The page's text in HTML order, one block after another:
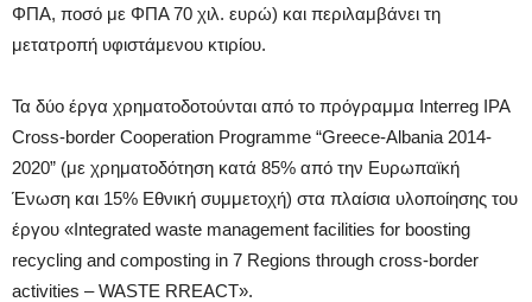
ΦΠΑ, ποσό με ΦΠΑ 70 χιλ. ευρώ) και περιλαμβάνει τη
μετατροπή υφιστάμενου κτιρίου.
Τα δύο έργα χρηματοδοτούνται από το πρόγραμμα Interreg IPA
Cross-border Cooperation Programme “Greece-Albania 2014-
2020” (με χρηματοδότηση κατά 85% από την Ευρωπαϊκή
Ένωση και 15% Εθνική συμμετοχή) στα πλαίσια υλοποίησης του
έργου «Integrated waste management facilities for boosting
recycling and composting in 7 Regions through cross-border
activities – WASTE RREACT».